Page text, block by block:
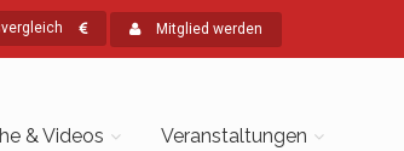
Mitglied werden
& Videos Veranstaltungen